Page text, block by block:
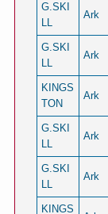
G.SKI
LL
Ark
G.SKI
LL
Ark
KINGS
TON
Ark
G.SKI
LL
Ark
G.SKI
LL
Ark
KINGS